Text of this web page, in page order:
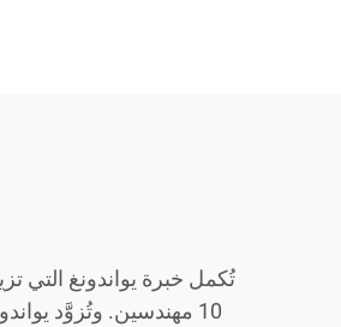
10 مهندسين. وتُزوَّد